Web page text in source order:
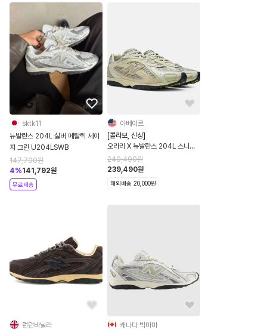
sktk11
뉴발란스 204L 실버 메탈릭 세이
지 그린 U204LSWB
147,700원
4%141,792원
무료배송
아베이르
[콜라보, 신상]
오라리 X 뉴발란스 204L 스니커
즈 플라자 타우페 화이트 제이드
240,490원
239,490원
해외배송 20,000원
런던바닐라
캐나다 빅마마